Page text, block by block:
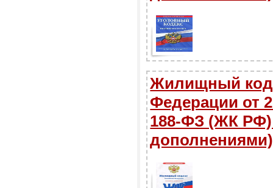
Жилищный
Федерации от
188-ФЗ (ЖК РФ)
дополнениями)